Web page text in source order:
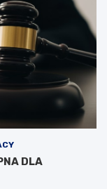
DLA